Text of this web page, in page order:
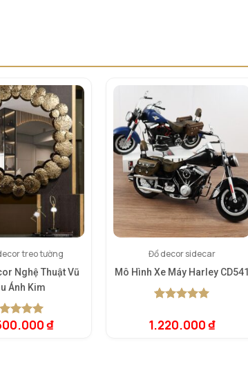
treo tường
Nghệ Thuật Vũ
Ánh Kim
trên 5 ₫
Đồ decor sidecar
Mô Hình Xe Máy Harley CD541
dựa trên
đánh giá
1.220.000₫